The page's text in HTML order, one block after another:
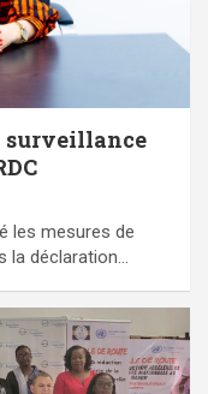
surveillance
les mesures de
la déclaration…